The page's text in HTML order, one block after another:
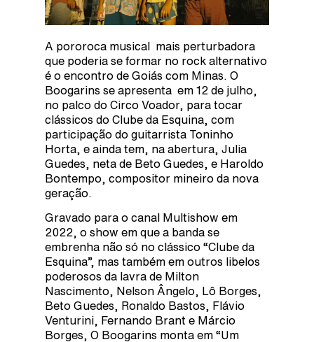
A pororoca musical mais perturbadora
que poderia se formar no rock alternativo
é o encontro de Goiás com Minas. O
Boogarins se apresenta em 12 de julho,
no palco do Circo Voador, para tocar
clássicos do Clube da Esquina, com
participação do guitarrista Toninho
Horta, e ainda tem, na abertura, Julia
Guedes, neta de Beto Guedes, e Haroldo
Bontempo, compositor mineiro da nova
geração.
Gravado para o canal Multishow em
2022, o show em que a banda se
embrenha não só no clássico “Clube da
Esquina”, mas também em outros libelos
poderosos da lavra de Milton
Nascimento, Nelson Ângelo, Lô Borges,
Beto Guedes, Ronaldo Bastos, Flávio
Venturini, Fernando Brant e Márcio
Borges, O Boogarins monta em “Um